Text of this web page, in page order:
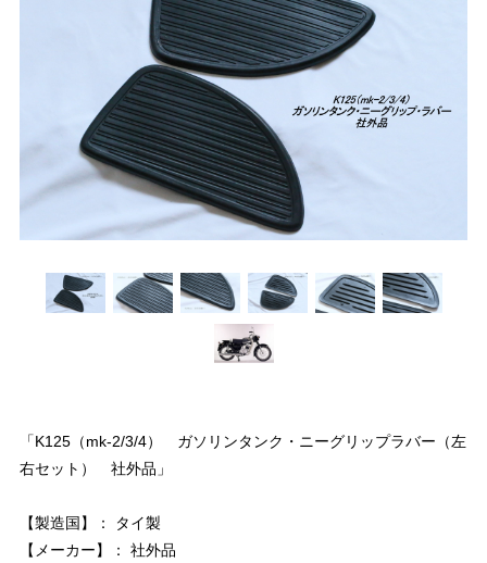
「K125（mk-2/3/4） ガソリンタンク・ニーグリップラバー（左
右セット） 社外品」
【製造国】： タイ製
【メーカー】： 社外品